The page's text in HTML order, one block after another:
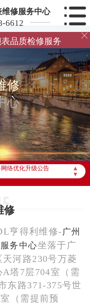
维修服务中心
6612
品质检修服务

修
心
▲
▼
络优化升级公告
网点地址：
广东省广州市天河区天河路230号万菱汇国际中心A塔7层704室亨得利售后服务中心（需提前预约）
广东省广州市越秀区环市东路371-375号世界贸易中心大厦南塔15层1507室亨得利售后服务中心（需提前预约）
修
亨得利维修- 广州
务中心坐落于广
河路230号万菱
塔7层704室（需
东路371-375号世
（需提前预